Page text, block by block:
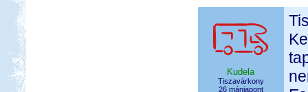
Kudela
Tiszavárkony
26 mániapont